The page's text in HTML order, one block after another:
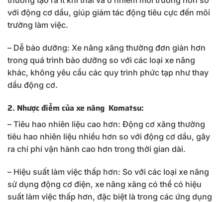
với động cơ dầu, giúp giảm tác động tiêu cực đến môi
trường làm việc.
– Dễ bảo dưỡng: Xe nâng xăng thường đơn giản hơn
trong quá trình bảo dưỡng so với các loại xe nâng
khác, không yêu cầu các quy trình phức tạp như thay
dầu động cơ.
2. Nhược điểm của xe nâng Komatsu:
– Tiêu hao nhiên liệu cao hơn: Động cơ xăng thường
tiêu hao nhiên liệu nhiều hơn so với động cơ dầu, gây
ra chi phí vận hành cao hơn trong thời gian dài.
– Hiệu suất làm việc thấp hơn: So với các loại xe nâng
sử dụng động cơ điện, xe nâng xăng có thể có hiệu
suất làm việc thấp hơn, đặc biệt là trong các ứng dụng